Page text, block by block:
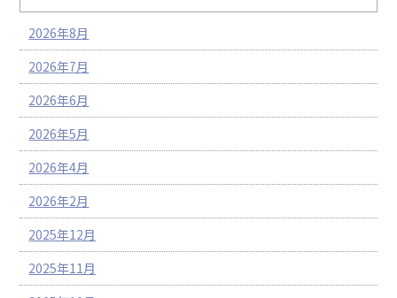
2026年8月
2026年7月
2026年6月
2026年5月
2026年4月
2026年2月
2025年12月
2025年11月